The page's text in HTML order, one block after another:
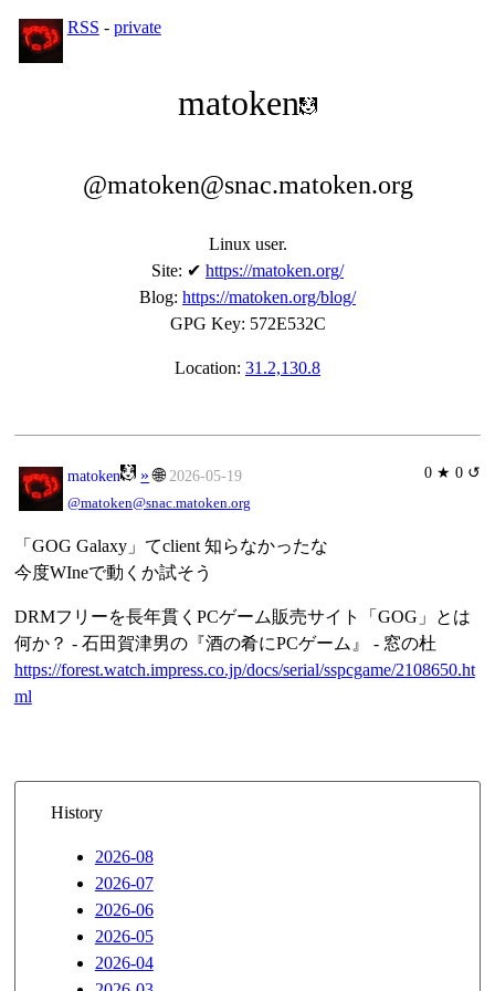
RSS - private
matoken
@matoken@snac.matoken.org
Linux user.
Site: ✔ https://matoken.org/
Blog: https://matoken.org/blog/
GPG Key: 572E532C
Location: 31.2,130.8
0 ★ 0 ↺
matoken » 🌐 2026-05-19
@matoken@snac.matoken.org
「GOG Galaxy」てclient 知らなかったな
今度WIneで動くか試そう
DRMフリーを長年貫くPCゲーム販売サイト「GOG」とは
何か？ - 石田賀津男の『酒の肴にPCゲーム』 - 窓の杜
https://forest.watch.impress.co.jp/docs/serial/sspcgame/2108650.ht
ml
History
2026-08
2026-07
2026-06
2026-05
2026-04